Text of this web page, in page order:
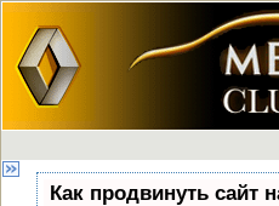
Как продвинуть сайт